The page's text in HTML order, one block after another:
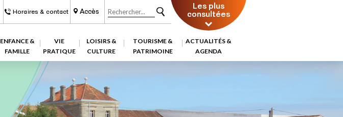
Horaires & contact Accès Les plus
consultées
ENFANCE &
FAMILLE
VIE
PRATIQUE
LOISIRS &
CULTURE
TOURISME &
PATRIMOINE
ACTUALITÉS &
AGENDA